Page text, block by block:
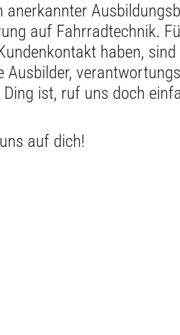
anerkannter
auf Fahrradtechnik.
haben,
Ausbilder,
Ding ist, ruf uns doch
auf dich!